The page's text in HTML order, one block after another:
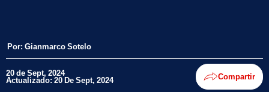
Por: Gianmarco Sotelo
20 de Sept, 2024
Actualizado: 20 De Sept, 2024 Compartir